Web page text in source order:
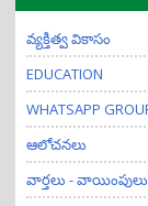
వ్యక్తిత్వ వికాసం
EDUCATION
WHATSAPP
ఆలోచనలు
వార్తలు - వాయింపులు